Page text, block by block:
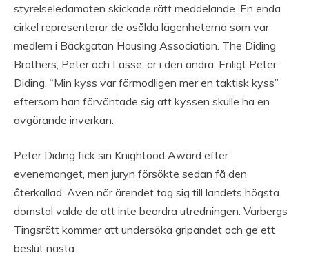
styrelseledamoten skickade rätt meddelande. En enda
cirkel representerar de osålda lägenheterna som var
medlem i Bäckgatan Housing Association. The Diding
Brothers, Peter och Lasse, är i den andra. Enligt Peter
Diding, “Min kyss var förmodligen mer en taktisk kyss”
eftersom han förväntade sig att kyssen skulle ha en
avgörande inverkan.
Peter Diding fick sin Knightood Award efter
evenemanget, men juryn försökte sedan få den
återkallad. Även när ärendet tog sig till landets högsta
domstol valde de att inte beordra utredningen. Varbergs
Tingsrätt kommer att undersöka gripandet och ge ett
beslut nästa.